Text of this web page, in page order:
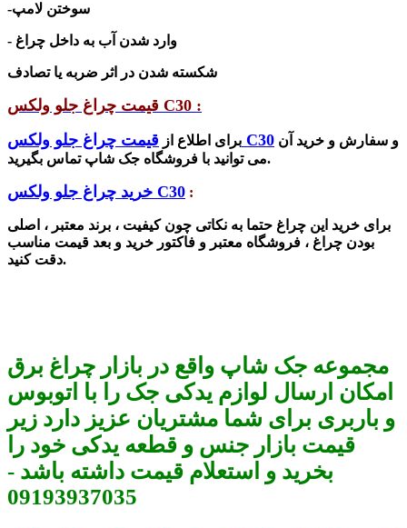
-سوختن لامپ
- وارد شدن آب به داخل چراغ
شکسته شدن در اثر ضربه یا تصادف
قیمت چراغ جلو ولکس C30 :
برای اطلاع از قیمت چراغ جلو ولکس C30
می توانید با فروشگاه جک شاپ تماس بگیرید.
خرید چراغ جلو ولکس C30 :
برای خرید این چراغ حتما به نکاتی چون کیفیت ، برند معتبر ، اصلی
بودن چراغ ، فروشگاه معتبر و فاکتور خرید و بعد قیمت مناسب
دقت کنید.
مجموعه جک شاپ واقع در بازار چراغ برق
امکان ارسال لوازم یدکی جک را با اتوبوس
و باربری برای شما مشتریان عزیز دارد زیر
قیمت بازار جنس و قطعه یدکی خود را
بخرید و استعلام قیمت داشته باشد -
09193937035